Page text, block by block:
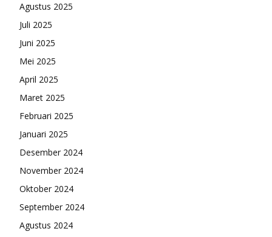
Agustus 2025
Juli 2025
Juni 2025
Mei 2025
April 2025
Maret 2025
Februari 2025
Januari 2025
Desember 2024
November 2024
Oktober 2024
September 2024
Agustus 2024